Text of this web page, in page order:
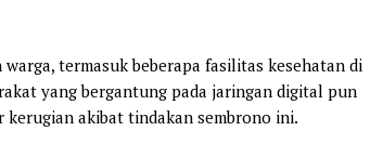
termasuk beberapa fasilitas kesehatan di
yang bergantung pada jaringan digital pun
akibat tindakan sembrono ini.